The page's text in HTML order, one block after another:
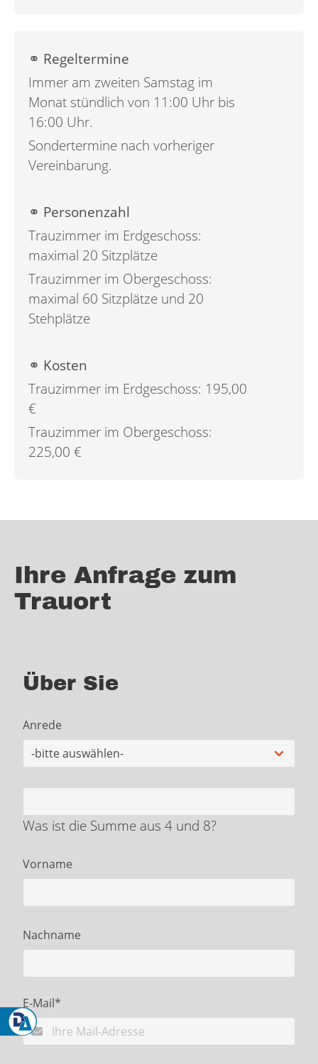
⚭ Regeltermine
Immer am zweiten Samstag im
Monat stündlich von 11:00 Uhr bis
16:00 Uhr.
Sondertermine nach vorheriger
Vereinbarung.
⚭ Personenzahl
Trauzimmer im Erdgeschoss:
maximal 20 Sitzplätze
Trauzimmer im Obergeschoss:
maximal 60 Sitzplätze und 20
Stehplätze
⚭ Kosten
Trauzimmer im Erdgeschoss: 195,00
€
Trauzimmer im Obergeschoss:
225,00 €
Ihre Anfrage zum
Trauort
Über Sie
Anrede
Was ist die Summe aus 4 und 8?
Vorname
Nachname
Pflichtfeld
E-Mail*